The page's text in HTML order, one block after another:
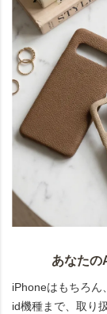
あなたの
iPhoneはもちろん
id機種まで、取り